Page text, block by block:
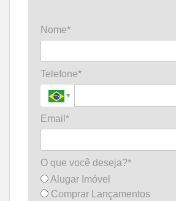
Nome*
Telefone*
Email*
O que você deseja?*
Alugar Imóvel
Comprar Lançamentos